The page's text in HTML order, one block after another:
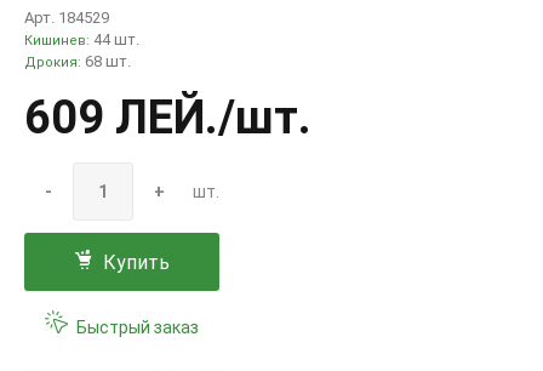
Арт. 184529
Кишинев: 44 шт.
Дрокия: 68 шт.
609 ЛЕЙ./шт.
- + шт.
Купить
Быстрый заказ